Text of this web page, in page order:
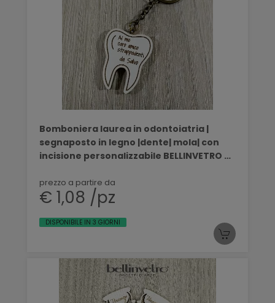
Bomboniera laurea in odontoiatria |
segnaposto in legno |dente| mola| con
incisione personalizzabile BELLINVETRO VR
prezzo a partire da
€ 1,08 /pz
DISPONIBILE IN 3 GIORNI